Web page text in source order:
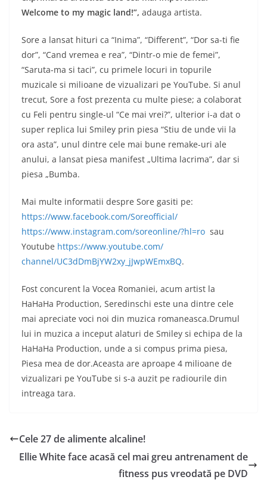
Welcome to my magic land!”, adauga artista.
Sore a lansat hituri ca “Inima”, “Different”, “Dor sa-ti fie
dor”, “Cand vremea e rea”, “Dintr-o mie de femei”,
“Saruta-ma si taci”, cu primele locuri in topurile
muzicale si milioane de vizualizari pe YouTube. Si anul
trecut, Sore a fost prezenta cu multe piese; a colaborat
cu Feli pentru single-ul “Ce mai vrei?”, ulterior i-a dat o
super replica lui Smiley prin piesa “Stiu de unde vii la
ora asta”, unul dintre cele mai bune remake-uri ale
anului, a lansat piesa manifest „Ultima lacrima”, dar si
piesa „Bumba.
Mai multe informatii despre Sore gasiti pe:
https://www.facebook.com/Soreofficial/
https://www.instagram.com/soreonline/?hl=ro sau
Youtube https://www.youtube.com/
channel/UC3dDmBjYW2xy_ jJwpWEmxBQ.
Fost concurent la Vocea Romaniei, acum artist la
HaHaHa Production, Seredinschi este una dintre cele
mai apreciate voci noi din muzica romaneasca.Drumul
lui in muzica a inceput alaturi de Smiley si echipa de la
HaHaHa Production, unde a si compus prima piesa,
Piesa mea de dor.Aceasta are aproape 4 milioane de
vizualizari pe YouTube si s-a auzit pe radiourile din
intreaga tara.
Cele 27 de alimente alcaline!
Ellie White face acasă cel mai greu antrenament de
fitness pus vreodată pe DVD